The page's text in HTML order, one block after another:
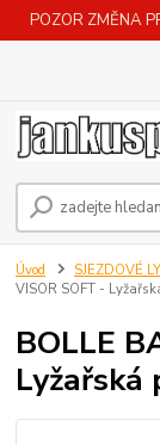
POZOR ZMĚNA
Úvod SJEZDOVÉ
VISOR SOFT -
BOLLE